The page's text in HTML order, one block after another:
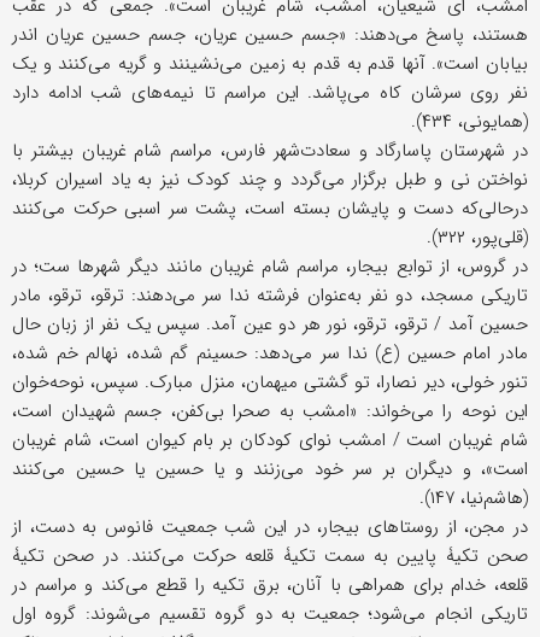
امشب، ای شیعیان، امشب، شام غریبان است». جمعی که در عقب
هستند، پاسخ می‌دهند: «جسم حسین عریان، جسم حسین عریان اندر
بیابان است». آنها قدم به قدم به زمین می‌نشینند و گریه می‌کنند و یک
نفر روی سرشان کاه می‌پاشد. این مراسم تا نیمه‌های شب ادامه دارد
(همایونی، ۴۳۴).
در شهرستان پاسارگاد و سعادت‌شهر فارس، مراسم شام غریبان بیشتر با
نواختن نی و طبل برگزار می‌گردد و چند کودک نیز به یاد اسیران کربلا،
در‌حالی‌که دست و پایشان بسته است، پشت سر اسبی حرکت می‌کنند
(قلی‌پور، ۳۲۲).
در گروس، از توابع بیجار، مراسم شام غریبان مانند دیگر شهرها ست؛ در
تاریکی مسجد، دو نفر به‌عنوان فرشته ندا سر می‌دهند: ترقو، ترقو، مادر
حسین آمد / ترقو، ترقو، نور هر دو عین آمد. سپس یک نفر از زبان حال
مادر امام حسین (ع) ندا سر می‌دهد: حسینم گم شده، نهالم خم شده،
تنور خولی، دیر نصارا، تو گشتی میهمان، منزل مبارک. سپس، نوحه‌خوان
این نوحه را می‌خواند: «امشب به صحرا بی‌کفن، جسم شهیدان است،
شام غریبان است / امشب نوای کودکان بر بام کیوان است، شام غریبان
است»، و دیگران بر سر خود می‌زنند و یا حسین یا حسین می‌کنند
(هاشم‌نیا، ۱۴۷).
در مجن، از روستاهای بیجار، در این شب جمعیت فانوس به دست، از
صحن تکیۀ پایین به سمت تکیۀ قلعه حرکت می‌کنند. در صحن تکیۀ
قلعه، خدام برای همراهی با آنان، برق تکیه را قطع می‌کند و مراسم در
تاریکی انجام می‌شود؛ جمعیت به دو گروه تقسیم می‌شوند: گروه اول